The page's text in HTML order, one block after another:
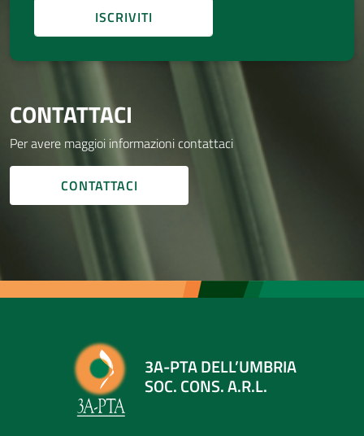
CONTATTACI
Per avere maggioi informazioni contattaci
CONTATTACI
3A-PTA DELL’UMBRIA
SOC. CONS. A.R.L.